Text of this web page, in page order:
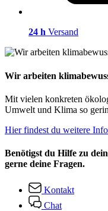
24 h Versand
Wir arbeiten
Mit vielen konkreten
Umwelt und Klima so
Hier findest du weitere
Benötigst du Hilfe zu
gerne deine Fragen.
Kontakt
Chat